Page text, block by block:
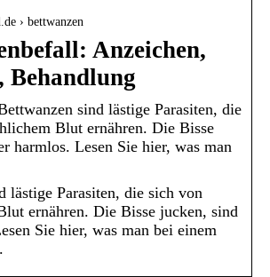
› bettwanzen
Anzeichen,
Behandlung
sind lästige Parasiten, die
Blut ernähren. Die Bisse
harmlos. Lesen Sie hier, was man
lästige Parasiten, die sich von
ernähren. Die Bisse jucken, sind
Sie hier, was man bei einem